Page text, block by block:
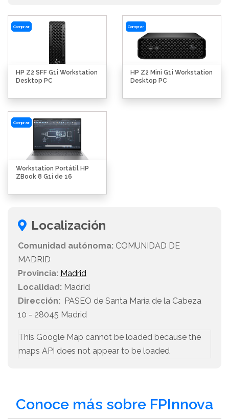
Comprar
HP Z2 SFF G1i Workstation
Desktop PC
Comprar
HP Z2 Mini G1i Workstation
Desktop PC
Comprar
Workstation Portátil HP
ZBook 8 G1i de 16
Localización
Comunidad autónoma: COMUNIDAD DE
MADRID
Provincia: Madrid
Localidad: Madrid
Dirección: PASEO de Santa María de la Cabeza
10 - 28045 Madrid
This Google Map cannot be loaded because the
maps API does not appear to be loaded
Conoce más sobre FPInnova